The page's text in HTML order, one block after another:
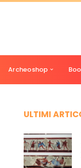
Archeoshop
ULTIMI